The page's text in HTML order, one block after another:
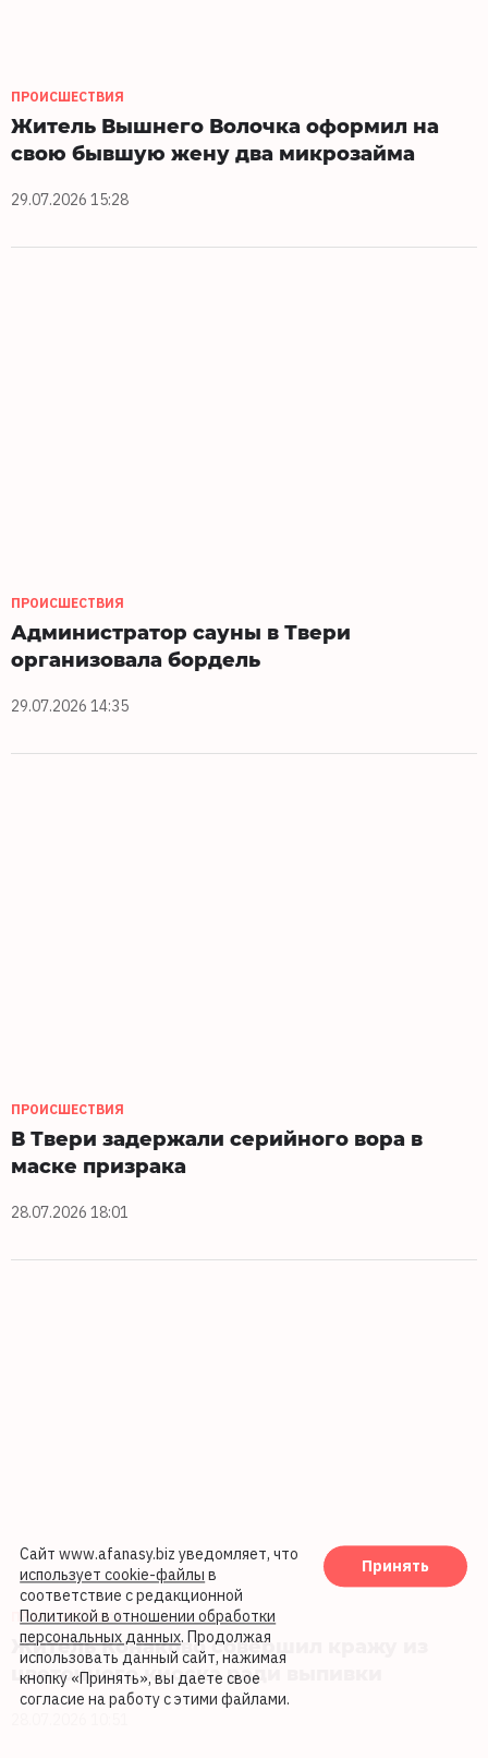
ПРОИСШЕСТВИЯ
Житель Вышнего Волочка оформил на
свою бывшую жену два микрозайма
29.07.2026 15:28
ПРОИСШЕСТВИЯ
Администратор сауны в Твери
организовала бордель
29.07.2026 14:35
ПРОИСШЕСТВИЯ
В Твери задержали серийного вора в
маске призрака
28.07.2026 18:01
ПРОИСШЕСТВИЯ
Житель Конаково совершил кражу из
цветочного киоска ради выпивки
Сайт www.afanasy.biz уведомляет, что
использует cookie-файлы в
соответствие с редакционной
Политикой в отношении обработки
персональных данных. Продолжая
использовать данный сайт, нажимая
кнопку «Принять», вы даете свое
согласие на работу с этими файлами.
Принять